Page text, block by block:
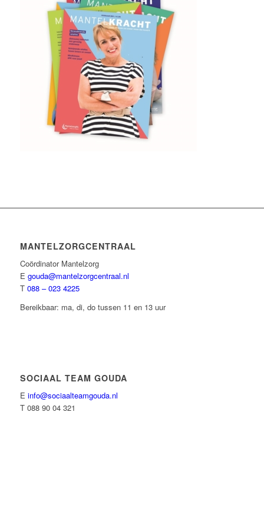
MANTELZORGCENTRAAL
Coördinator Mantelzorg
E gouda@mantelzorgcentraal.nl
T 088 – 023 4225
Bereikbaar: ma, di, do tussen 11 en 13 uur
SOCIAAL TEAM GOUDA
E info@sociaalteamgouda.nl
T 088 90 04 321